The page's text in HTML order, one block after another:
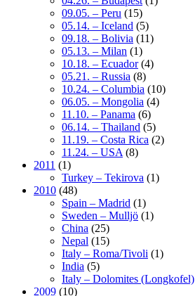
09.05. – Peru (15)
05.14. – Iceland (5)
09.18. – Bolivia (11)
05.13. – Milan (1)
10.18. – Ecuador(4)
05.21. – Russia (8)
10.24. – Columbia (10)
06.05. – Mongolia (4)
11.10. – Panama (6)
06.14. – Thailand (5)
11.19. – Costa Rica (2)
11.24. – USA (8)
2011 (1)
Turkey – Tekirova (1)
2010 (48)
Spain – Madrid (1)
Sweden – Mulljö (1)
China (25)
Nepal (15)
Italy – Roma/Tivoli (1)
India (5)
Italy – Dolomites (Longkofel)
2009 (10)